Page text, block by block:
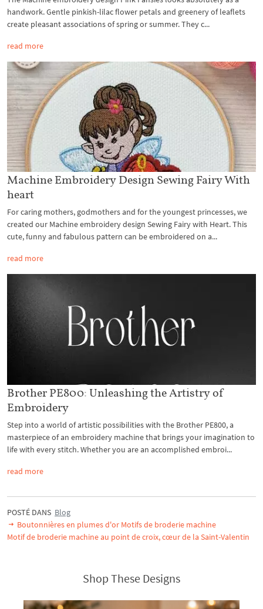
handwork. Gentle pinkish-lilac flower petals and greenery of leaflets
create pleasant associations of spring or summer. They c...
read more
Machine Embroidery Design Sewing Fairy With
heart
For caring mothers, godmothers and for the youngest princesses, we
created our Machine embroidery design Sewing Fairy with Heart. This
cute, funny and fabulous pattern can be embroidered on a...
read more
Brother PE800: Unleashing the Artistry of
Embroidery
Step into a world of artistic possibilities with the Brother PE800, a
masterpiece of an embroidery machine that brings your imagination to
life with every stitch. Whether you are an accomplished embroi...
read more
POSTÉ DANS Blog
Boutonnières en plumes d'or Motifs de broderie machine
Motif de broderie machine au point de croix, cœur de la Saint-Valentin
Shop These Designs